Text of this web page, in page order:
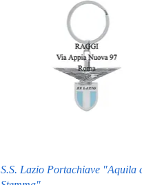
S.S. Lazio Portachiave "Aquila